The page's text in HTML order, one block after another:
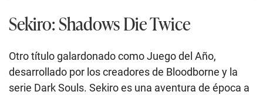
Sekiro: Shadows Die Twice
Otro título galardonado como Juego del Año,
desarrollado por los creadores de Bloodborne y la
serie Dark Souls. Sekiro es una aventura de época a